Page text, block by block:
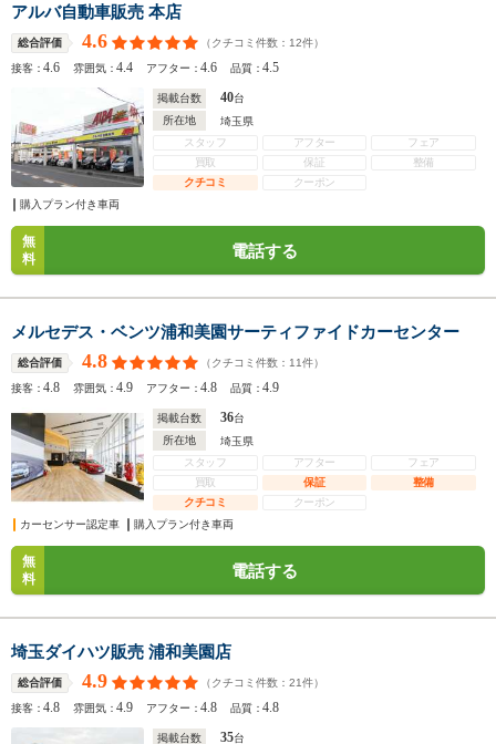
アルバ自動車販売 本店
総合評価 4.6 （クチコミ件数： 12件）
接客：4.6 雰囲気：4.4 アフター：4.6 品質：4.5
掲載台数 40台
所在地
埼玉県
スタッフ
アフター
フェア
買取
保証
整備
クチコミ
クーポン
購入プラン付き車両
無
料
電話する
メルセデス・ベンツ浦和美園サーティファイドカーセンター
総合評価 4.8 （クチコミ件数： 11件）
接客：4.8 雰囲気：4.9 アフター：4.8 品質：4.9
掲載台数 36台
所在地
埼玉県
スタッフ
アフター
フェア
買取
保証
整備
クチコミ
クーポン
カーセンサー認定車
購入プラン付き車両
無
料
電話する
埼玉ダイハツ販売 浦和美園店
総合評価 4.9 （クチコミ件数： 21件）
接客：4.8 雰囲気：4.9 アフター：4.8 品質：4.8
掲載台数 35台